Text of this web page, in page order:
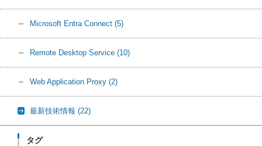
Microsoft Entra Connect (5)
Remote Desktop Service (10)
Web Application Proxy (2)
最新技術情報 (22)
タグ